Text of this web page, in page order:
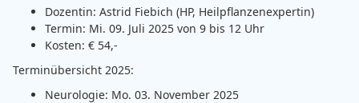
Dozentin: Astrid Fiebich (HP, Heilpflanzenexpertin)
Termin: Mi. 09. Juli 2025 von 9 bis 12 Uhr
Kosten: € 54,-
Terminübersicht 2025:
Neurologie: Mo. 03. November 2025